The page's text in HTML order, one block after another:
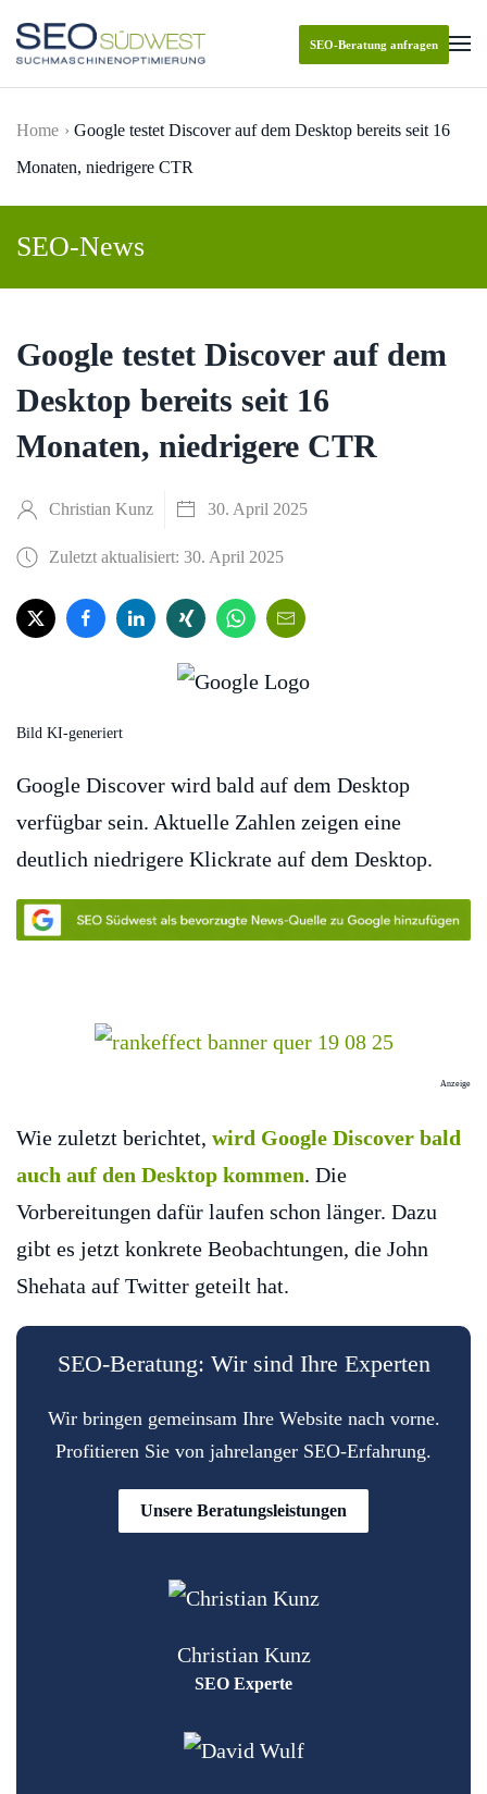
Skip to main content
SEO-Beratung anfragen
Home
Google testet Discover auf dem Desktop bereits seit 16
Monaten, niedrigere CTR
SEO-News
Google testet Discover auf dem
Desktop bereits seit 16
Monaten, niedrigere CTR
Christian Kunz 30. April 2025
Zuletzt aktualisiert: 30. April 2025
Bild KI-generiert
Google Discover wird bald auf dem Desktop
verfügbar sein. Aktuelle Zahlen zeigen eine
deutlich niedrigere Klickrate auf dem Desktop.
Anzeige
Wie zuletzt berichtet, wird Google Discover bald
auch auf den Desktop kommen. Die
Vorbereitungen dafür laufen schon länger. Dazu
gibt es jetzt konkrete Beobachtungen, die John
Shehata auf Twitter geteilt hat.
SEO-Beratung: Wir sind Ihre Experten
Wir bringen gemeinsam Ihre Website nach vorne.
Profitieren Sie von jahrelanger SEO-Erfahrung.
Unsere Beratungsleistungen
Christian Kunz
SEO Experte